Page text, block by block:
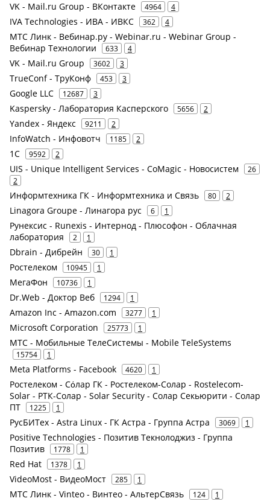
VK - Mail.ru Group - ВКонтакте 4964 4
IVA Technologies - ИВА - ИВКС 362 4
МТС Линк - Вебинар.ру - Webinar.ru - Webinar Group -
Вебинар Технологии
633 4
VK - Mail.ru Group 3602 3
TrueConf - ТруКонф 453 3
Google LLC 12687 3
Kaspersky - Лаборатория Касперского 5656 2
Yandex - Яндекс 9211 2
InfoWatch - Инфовотч 1185 2
1С 9592 2
UIS - Unique Intelligent Services - CoMagic - Новосистем
26
2
Информтехника ГК - Информтехника и Связь 80 2
Linagora Groupe - Линагора рус 6 1
Рунексис - Runexis - Интернод - Плюсофон - Облачная
лаборатория
2 1
Dbrain - Дибрейн 30 1
Ростелеком 10945 1
МегаФон 10736 1
Dr.Web - Доктор Веб 1294 1
Amazon Inc - Amazon.com 3277 1
Microsoft Corporation 25773 1
МТС - Мобильные ТелеСистемы - Mobile TeleSystems
15754 1
Meta Platforms - Facebook 4620 1
Ростелеком - Сόлар ГК - Ростелеком-Солар - Rostelecom-
Solar - РТК-Солар - Solar Security - Солар Секьюрити - Солар
ПТ
1225 1
РусБИТех - Astra Linux - ГК Астра - Группа Астра 3069 1
Positive Technologies - Позитив Текнолоджиз - Группа
Позитив
1778 1
Red Hat 1378 1
VideoMost - ВидеоМост 285 1
МТС Линк - Vinteo - Винтео - АльтерСвязь 124 1